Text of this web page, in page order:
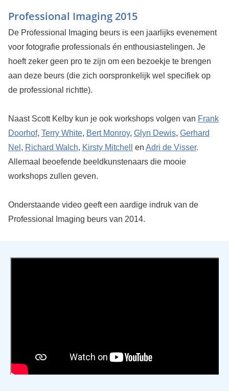
Professional Imaging 2015
De Professional Imaging beurs is een jaarlijks evenement
voor fotografie professionals én enthousiastelingen. Je
hoeft zeker geen pro te zijn om een bezoekje te brengen
aan deze beurs (die zich oorspronkelijk wel specifiek op
de professional richtte).
Naast Scott Kelby kun je ook workshops volgen van Frank
Doorhof, Terry White, Bert Monroy, Glyn Dewis, Gerhard
Nel , Richard Walch, Kirsty Mitchell en Adri de Visser.
Allemaal beoefende beeldkunstenaars die mooie
workshops zullen geven.
Onderstaande video geeft een aardige indruk van de
Professional Imaging beurs van 2014.